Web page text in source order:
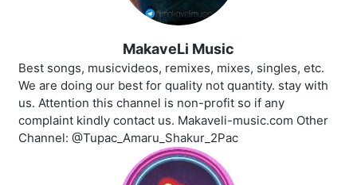
MakaveLi Music
Best songs, musicvideos, remixes, mixes, singles, etc.
We are doing our best for quality not quantity. stay with
us. Attention this channel is non-profit so if any
complaint kindly contact us. Makaveli-music.com Other
Channel: @Tupac_Amaru_Shakur_2Pac